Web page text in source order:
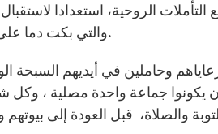
الروحية، استعدادا
والتي بكت دما على خطايا بني البشر.
وحاملين في أيديهم السبحة
يكونوا جماعة واحدة مصلية ،
والصلاة، قبل العودة إلى بيوتهم